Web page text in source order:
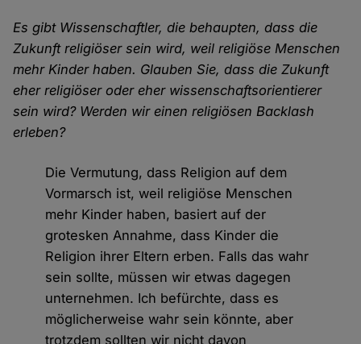
Es gibt Wissenschaftler, die behaupten, dass die
Zukunft religiöser sein wird, weil religiöse Menschen
mehr Kinder haben. Glauben Sie, dass die Zukunft
eher religiöser oder eher wissenschaftsorientierer
sein wird? Werden wir einen religiösen Backlash
erleben?
Die Vermutung, dass Religion auf dem
Vormarsch ist, weil religiöse Menschen
mehr Kinder haben, basiert auf der
grotesken Annahme, dass Kinder die
Religion ihrer Eltern erben. Falls das wahr
sein sollte, müssen wir etwas dagegen
unternehmen. Ich befürchte, dass es
möglicherweise wahr sein könnte, aber
trotzdem sollten wir nicht davon